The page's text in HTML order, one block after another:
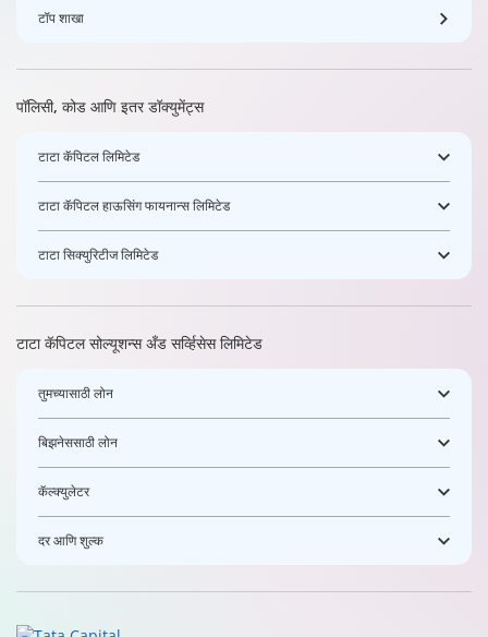
टॉप शाखा
पॉलिसी, कोड आणि इतर डॉक्युमेंट्स
टाटा कॅपिटल लिमिटेड
टाटा कॅपिटल हाऊसिंग फायनान्स लिमिटेड
टाटा सिक्युरिटीज लिमिटेड
टाटा कॅपिटल सोल्यूशन्स अँड सर्व्हिसेस लिमिटेड
तुमच्यासाठी लोन
बिझनेससाठी लोन
कॅल्क्युलेटर
दर आणि शुल्क